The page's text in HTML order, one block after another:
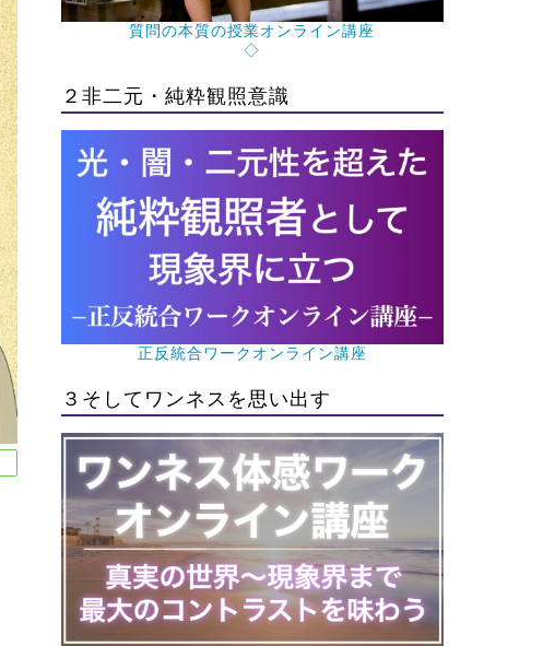
質問の本質の授業オンライン講座
◇
２非二元・純粋観照意識
正反統合ワークオンライン講座
３そしてワンネスを思い出す